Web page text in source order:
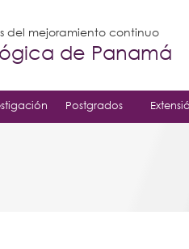
del mejoramiento continuo
de Panamá
Postgrados